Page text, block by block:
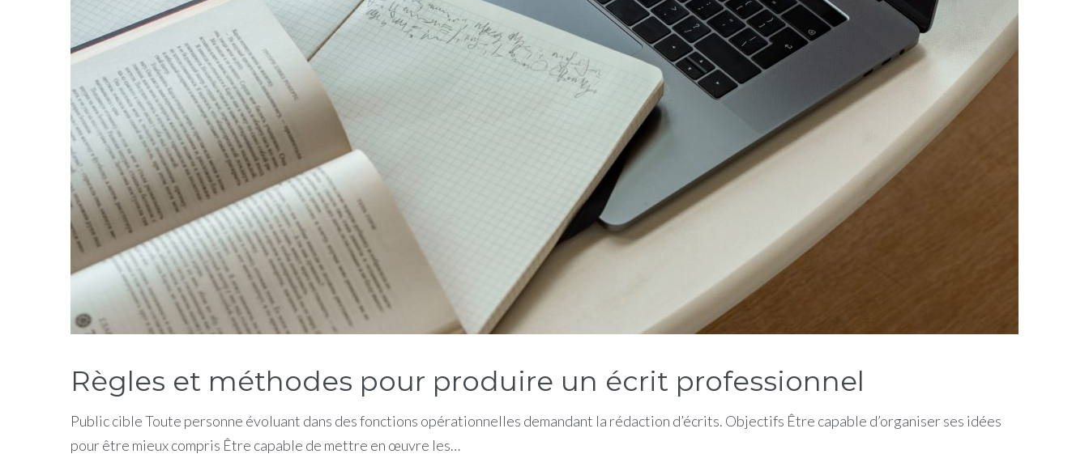
Règles et méthodes pour produire un écrit professionnel
Public cible Toute personne évoluant dans des fonctions opérationnelles demandant la rédaction d’écrits. Objectifs Être capable d’organiser ses idées
pour être mieux compris Être capable de mettre en œuvre les…